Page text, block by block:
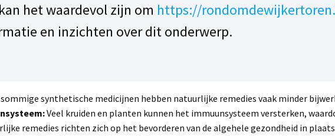
het waardevol zijn om https://
en inzichten over dit onderwerp.
synthetische medicijnen hebben natuurlijke remedies vaak minder
Veel kruiden en planten kunnen het immuunsysteem versterken,
remedies richten zich op het bevorderen van de algehele gezondheid in